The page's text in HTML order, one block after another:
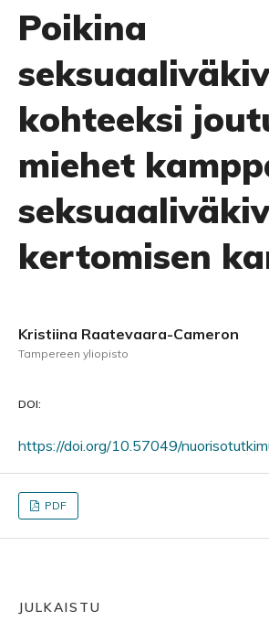
Poikina
kohteeksi
miehet
kertomisen
Kristiina Raatevaara-Cameron
Tampereen yliopisto
DOI:
https://doi.org/10.57049/
PDF
JULKAISTU